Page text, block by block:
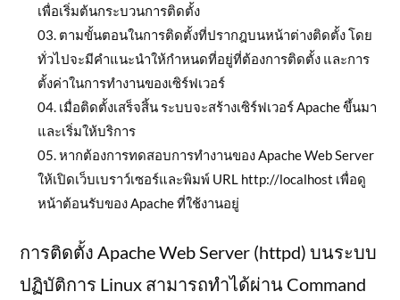
เพื่อเริ่มต้นกระบวนการติดตั้ง
ตามขั้นตอนในการติดตั้งที่ปรากฎบนหน้าต่างติดตั้ง โดย
ทั่วไปจะมีคำแนะนำให้กำหนดที่อยู่ที่ต้องการติดตั้ง และการ
ตั้งค่าในการทำงานของเซิร์ฟเวอร์
เมื่อติดตั้งเสร็จสิ้น ระบบจะสร้างเซิร์ฟเวอร์ Apache ขึ้นมา
และเริ่มให้บริการ
หากต้องการทดสอบการทำงานของ Apache Web Server
ให้เปิดเว็บเบราว์เซอร์และพิมพ์ URL http://localhost เพื่อดู
หน้าต้อนรับของ Apache ที่ใช้งานอยู่
การติดตั้ง Apache Web Server (httpd) บนระบบ
ปฏิบัติการ Linux สามารถทำได้ผ่าน Command